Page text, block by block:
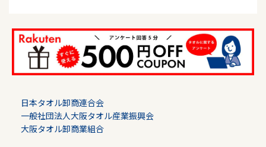
日本タオル卸商連合会
一般社団法人大阪タオル産業振興会
大阪タオル卸商業組合